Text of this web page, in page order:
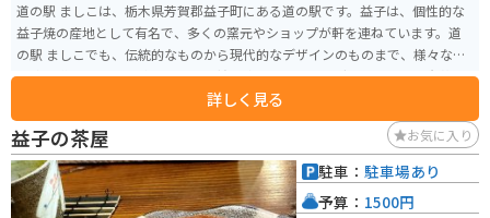
道の駅 ましこは、栃木県芳賀郡益子町にある道の駅です。益子は、個性的な
益子焼の産地として有名で、多くの窯元やショップが軒を連ねています。道
の駅 ましこでも、伝統的なものから現代的なデザインのものまで、様々な益
子焼を購入することができます。 益子焼のショッピングはもちろん、陶芸体
験ができる施設もあるので、旅の思い出に自分だけの作品作りに挑戦してみ
るのも良いでしょう。また、地元の新鮮な野菜や果物、加工品などを販売す
る農産物直売所も併設されています。 バイクで訪れる場合、道の駅 ましこは
駐車場も広く、休憩場所としても最適です。益子町内には、田園風景が広が
る気持ちの良い道も多いので、バイクでのんびりツーリングを楽しむのもお
すすめです。周辺には、おしゃれなカフェやレストランもあるので、食事や
詳しく見る
益子の茶屋 お気に入り
駐車： 駐車場あり
予算： 1500円